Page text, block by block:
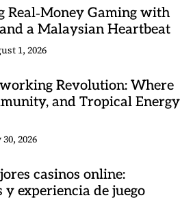
Real‑Money Gaming with
a Malaysian Heartbeat
1, 2026
Revolution: Where
and Tropical Energy
2026
casinos online:
y experiencia de juego